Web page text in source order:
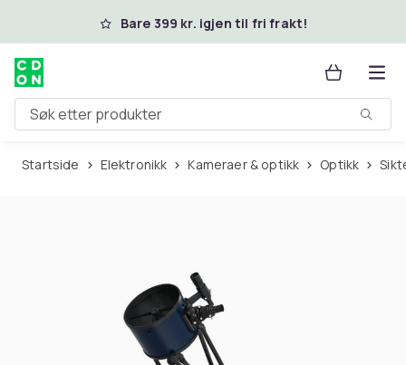
Hopp til hovedinnholdBare 399 kr. igjen til fri frakt!
Søk etter produkter
Startside Elektronikk Kameraer & optikk Optikk